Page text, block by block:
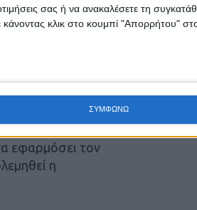
σας ή να ανακαλέσετε τη
κάνοντας κλικ στο κουμπί "Απορρήτου"
ΣΥΜΦΩΝΩ
οι
20-48%, όπως
δηλώσεις
εφαρμόσει τον
η